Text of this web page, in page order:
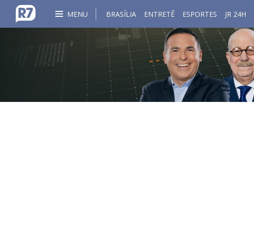
MENU BRASÍLIA ENTRETÊ ESPORTES JR 24H